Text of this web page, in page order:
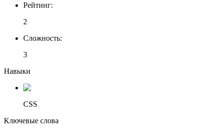
Рейтинг:
2
Сложность:
3
Навыки
CSS
Ключевые слова